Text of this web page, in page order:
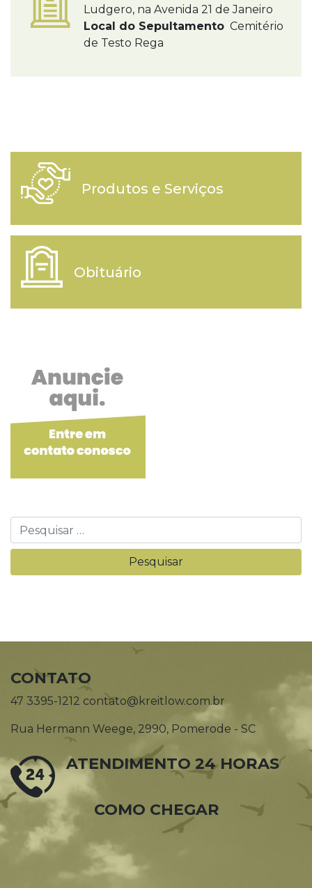
Ludgero, na Avenida 21 de Janeiro
Local do Sepultamento Cemitério
de Testo Rega
Produtos e Serviços
Obituário
CONTATO
47 3395-1212 contato@kreitlow.com.br
Rua Hermann Weege, 2990, Pomerode - SC
ATENDIMENTO 24 HORAS
COMO CHEGAR